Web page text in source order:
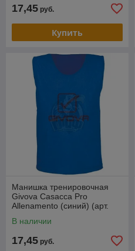
17,45 руб.
Купить
Манишка тренировочная
Givova Casacca Pro
Allenamento (синий) (арт.
В наличии
17,45 руб.